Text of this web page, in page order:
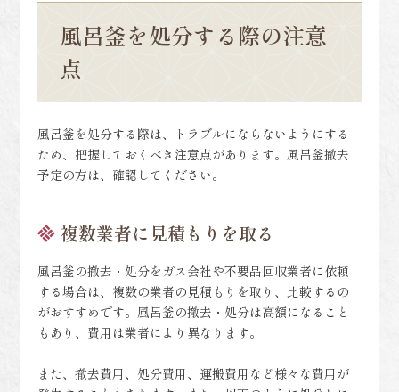
風呂釜を処分する際の注意
点
風呂釜を処分する際は、トラブルにならないようにする
ため、把握しておくべき注意点があります。風呂釜撤去
予定の方は、確認してください。
複数業者に見積もりを取る
風呂釜の撤去・処分をガス会社や不要品回収業者に依頼
する場合は、複数の業者の見積もりを取り、比較するの
がおすすめです。風呂釜の撤去・処分は高額になること
もあり、費用は業者により異なります。
また、撤去費用、処分費用、運搬費用など様々な費用が